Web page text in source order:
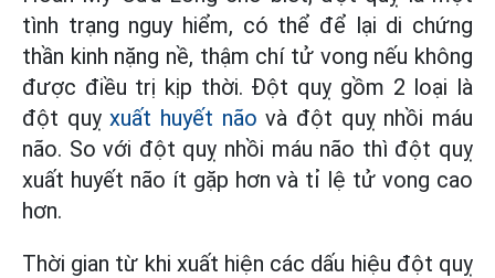
tình trạng nguy hiểm, có thể để lại di chứng
thần kinh nặng nề, thậm chí tử vong nếu không
được điều trị kịp thời. Đột quỵ gồm 2 loại là
đột quỵxuất huyết nãovà đột quỵ nhồi máu
não. So với đột quỵ nhồi máu não thì đột quỵ
xuất huyết não ít gặp hơn và tỉ lệ tử vong cao
hơn.
Thời gian từ khi xuất hiện các dấu hiệu đột quỵ